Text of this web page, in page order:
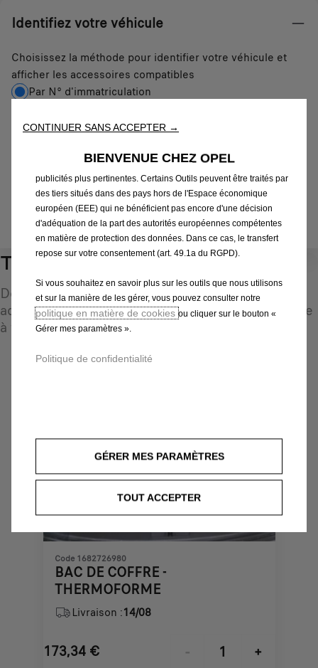
Identifiez votre véhicule
Choisissez la méthode pour identifier votre véhicule et
afficher les accessoires compatibles
Par N° d'immatriculation
Par N° de VIN
Par N° d'immatriculation*
IDENTIFIEZ VOTRE VÉHICULE
Tapis de sol
Découvrez une sélection d'accessoires d'origine
adaptés à votre véhicule et conçus pour répondre
à tous vos besoins
Code 1682726980
BAC DE COFFRE -
THERMOFORME
Livraison :14/08
173,34 € -
+
CONTINUER SANS ACCEPTER →
BIENVENUE CHEZ OPEL
Outils ») afin de vous garantir la meilleure expérience possible
sur notre site web. Ils nous permettent de vous fournir des
fonctionnalités essentielles telles que la sécurité, la gestion du
reconnaissance de la langue et les résultats de recherche, et
peut également utiliser des Outils tiers afin de vous proposer des
publicités plus pertinentes. Certains Outils peuvent être traités par
des tiers situés dans des pays hors de l'Espace économique
européen (EEE) qui ne bénéficient pas encore d'une décision
d'adéquation de la part des autorités européennes compétentes
en matière de protection des données. Dans ce cas, le transfert
repose sur votre consentement (art. 49.1a du RGPD).
Si vous souhaitez en savoir plus sur les outils que nous utilisons
et sur la manière de les gérer, vous pouvez consulter notre
politique en matière de cookies ou cliquer sur le bouton «
Gérer mes paramètres ».
Politique de confidentialité
GÉRER MES PARAMÈTRES
TOUT ACCEPTER